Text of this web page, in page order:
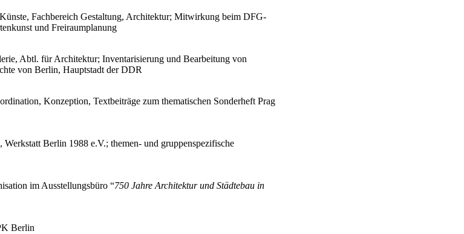
Fachbereich Gestaltung, Architektur; Mitwirkung beim DFG-
und Freiraumplanung
Abtl. für Architektur; Inventarisierung und Bearbeitung von
von Berlin, Hauptstadt der DDR
Konzeption, Textbeiträge zum thematischen Sonderheft Prag
Berlin 1988 e.V.; themen- und gruppenspezifische
im Ausstellungsbüro “750 Jahre Architektur und Städtebau in
Berlin